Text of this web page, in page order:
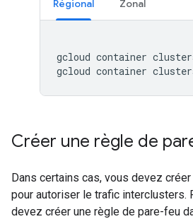
Régional Zonal
gcloud container
gcloud container
Créer une règle de
Dans certains cas, vous devez
pour autoriser le trafic interclusters.
devez créer une règle de pare-feu